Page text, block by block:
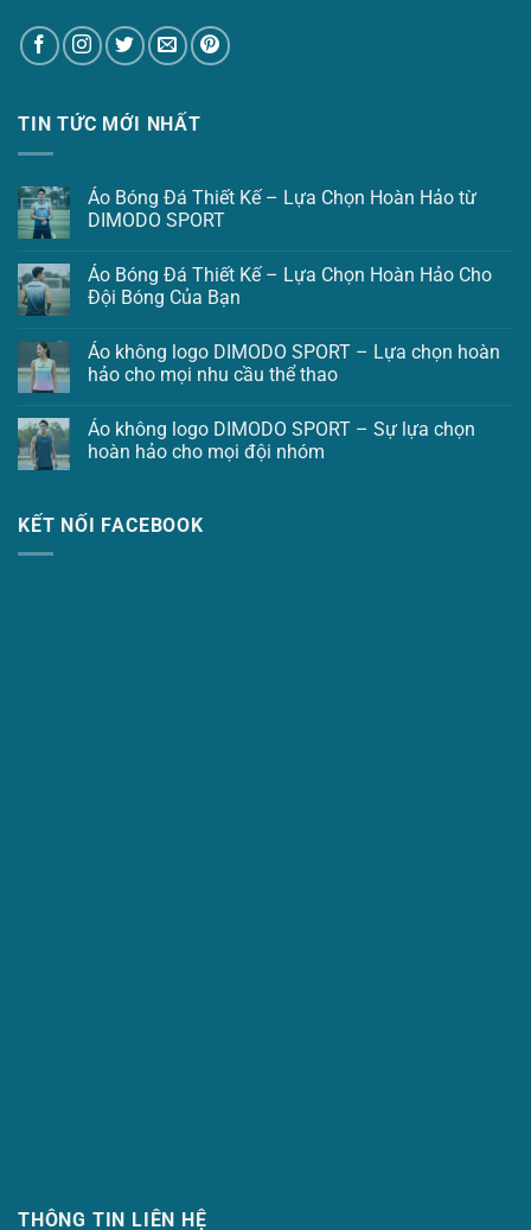
TIN TỨC MỚI NHẤT
Áo Bóng Đá Thiết Kế – Lựa Chọn Hoàn Hảo từ
DIMODO SPORT
Áo Bóng Đá Thiết Kế – Lựa Chọn Hoàn Hảo Cho
Đội Bóng Của Bạn
Áo không logo DIMODO SPORT – Lựa chọn hoàn
hảo cho mọi nhu cầu thể thao
Áo không logo DIMODO SPORT – Sự lựa chọn
hoàn hảo cho mọi đội nhóm
KẾT NỐI FACEBOOK
THÔNG TIN LIÊN HỆ